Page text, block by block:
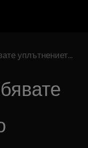
уплътнението